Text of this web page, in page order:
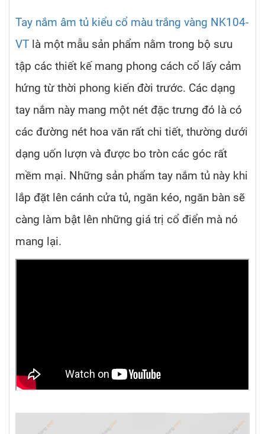
Tay nắm âm tủ kiểu cổ màu trắng vàng NK104-
VT là một mẫu sản phẩm nằm trong bộ sưu
tập các thiết kế mang phong cách cổ lấy cảm
hứng từ thời phong kiến đời trước. Các dạng
tay nắm này mang một nét đặc trưng đó là có
các đường nét hoa văn rất chi tiết, thường dưới
dạng uốn lượn và được bo tròn các góc rất
mềm mại. Những sản phẩm tay nắm tủ này khi
lắp đặt lên cánh cửa tủ, ngăn kéo, ngăn bàn sẽ
càng làm bật lên những giá trị cổ điển mà nó
mang lại.